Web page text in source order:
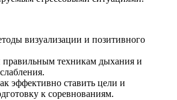
визуализации и позитивного
правильным техникам дыхания и
эффективно ставить цели и
к соревнованиям.